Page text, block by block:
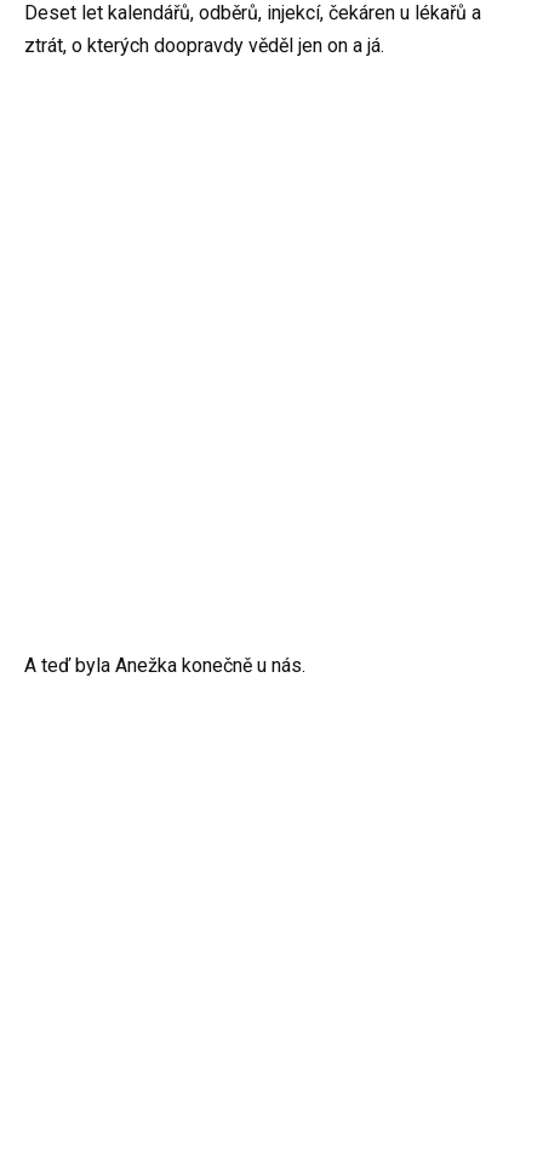
Deset let kalendářů, odběrů, injekcí, čekáren u lékařů a
ztrát, o kterých doopravdy věděl jen on a já.
A teď byla Anežka konečně u nás.